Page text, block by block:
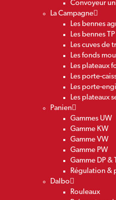
Convoyeur
La Campagne
Les bennes
Les bennes TP
Les cuves de
Les fonds
Les plateaux
Les porte-
Les porte-
Les plateaux
Panien
Gammes UW
Gamme KW
Gamme VW
Gamme PW
Gamme DP &
Régulation &
Dalbo
Rouleaux